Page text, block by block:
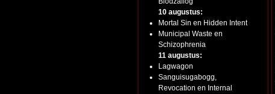
10 augustus:
Mortal Sin en Hidden Intent
Municipal Waste en
Schizophrenia
11 augustus:
Lagwagon
Sanguisugabogg,
Revocation en Internal